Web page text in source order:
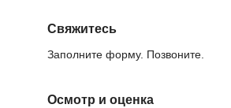
Свяжитесь
Заполните форму. Позвоните.
Осмотр и оценка